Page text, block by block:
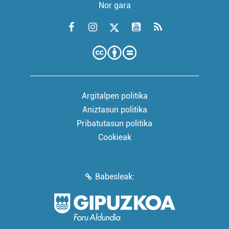
Nor gara
Argitalpen politika
Aniztasun politika
Pribatutasun politika
Cookieak
Babesleak: